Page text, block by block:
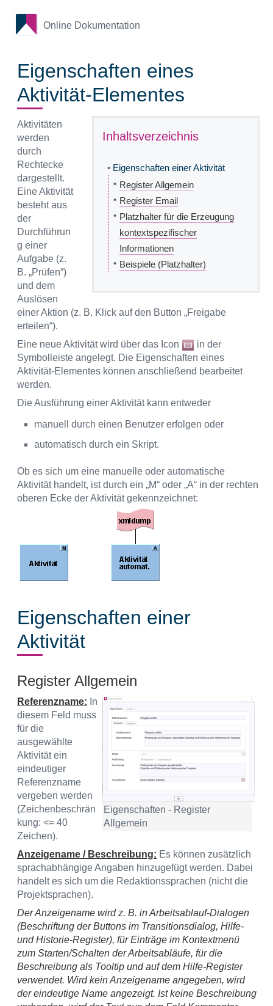
Online Dokumentation
Eigenschaften eines
Aktivität-Elementes
Inhaltsverzeichnis
• Eigenschaften einer Aktivität
• Register Allgemein
• Register Email
• Platzhalter für die Erzeugung
kontextspezifischer
Informationen
• Beispiele (Platzhalter)
Aktivitäten
werden
durch
Rechtecke
dargestellt.
Eine Aktivität
besteht aus
der
Durchführun
g einer
Aufgabe (z.
B. „Prüfen“)
und dem
Auslösen
einer Aktion (z. B. Klick auf den Button „Freigabe
erteilen“).
Eine neue Aktivität wird über das Icon
in der
Symbolleiste angelegt. Die Eigenschaften eines
Aktivität-Elementes können anschließend bearbeitet
werden.
Die Ausführung einer Aktivität kann entweder
manuell durch einen Benutzer erfolgen oder
automatisch durch ein Skript.
Ob es sich um eine manuelle oder automatische
Aktivität handelt, ist durch ein „M“ oder „A“ in der rechten
oberen Ecke der Aktivität gekennzeichnet:
Eigenschaften einer
Aktivität
Register Allgemein
Eigenschaften - Register
Allgemein
Referenzname: In
diesem Feld muss
für die
ausgewählte
Aktivität ein
eindeutiger
Referenzname
vergeben werden
(Zeichenbeschrän
kung: <= 40
Zeichen).
Anzeigename / Beschreibung: Es können zusätzlich
sprachabhängige Angaben hinzugefügt werden. Dabei
handelt es sich um die Redaktionssprachen (nicht die
Projektsprachen).
Der Anzeigename wird z. B. in Arbeitsablauf-Dialogen
(Beschriftung der Buttons im Transitionsdialog, Hilfe-
und Historie-Register), für Einträge im Kontextmenü
zum Starten/Schalten der Arbeitsabläufe, für die
Beschreibung als Tooltip und auf dem Hilfe-Register
verwendet. Wird kein Anzeigename angegeben, wird
der eindeutige Name angezeigt. Ist keine Beschreibung